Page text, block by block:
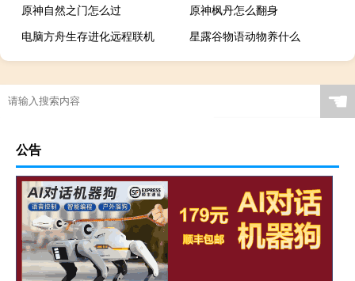
原神自然之门怎么过
原神枫丹怎么翻身
电脑方舟生存进化远程联机
星露谷物语动物养什么
☚
公告